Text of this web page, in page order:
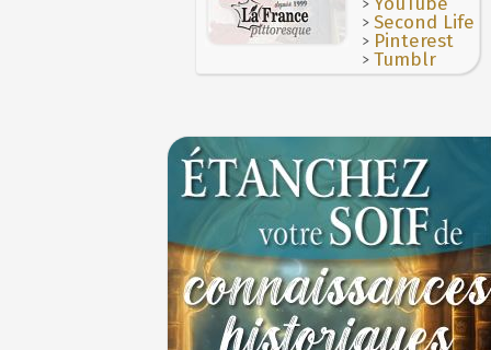
>Second Life
> Pinterest
>Tumblr